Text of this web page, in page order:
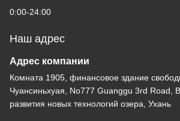
0:00-24:00
Наш адрес
Адрес компании
Комната 1905, финансовое здание
Чуансиньхуая, No777 Guanggu 3rd Road,
развития новых технологий озера, Ухань